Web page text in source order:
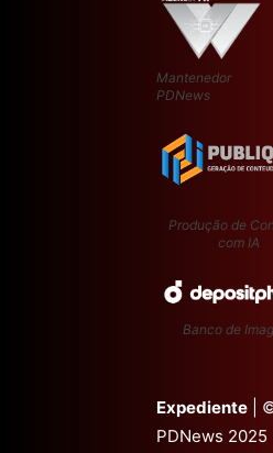
Mantenedor
PDNews
Produção de
com IA
Banco de
Expediente |
PDNews 2025